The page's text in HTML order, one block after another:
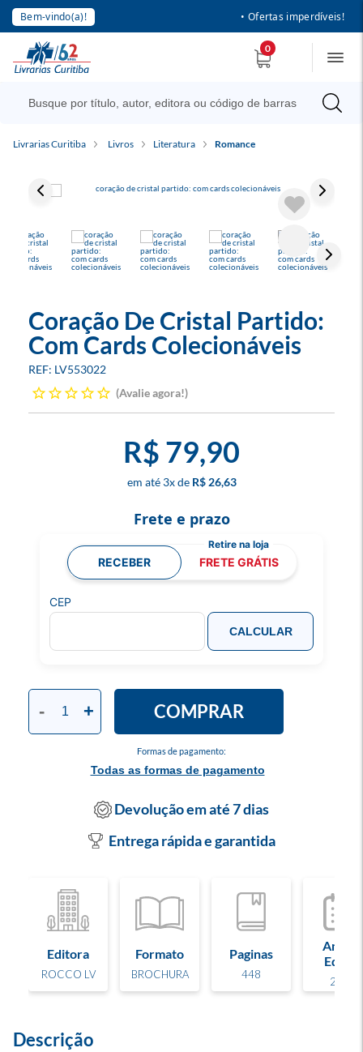
Bem-vindo(a)! • Ofertas imperdíveis!
0
Livrarias Curitiba Livros Literatura Romance
Coração De Cristal Partido:
Com Cards Colecionáveis
LV553022
Avalie agora!
R$ 79,90
3x R$ 26,63
Formas de pagamento:
Todas as formas de pagamento
- + COMPRAR
Frete e prazo
RECEBER FRETE GRÁTIS
CEP
CALCULAR
Devolução em até 7 dias
Entrega rápida e garantida
Editora
ROCCO LV
Formato
BROCHURA
Paginas
448
Ano de
Edição
2026
Descrição